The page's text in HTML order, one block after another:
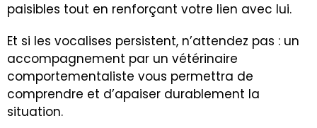
paisibles tout en renforçant votre lien avec lui.
Et si les vocalises persistent, n’attendez pas : un
accompagnement par un vétérinaire
comportementaliste vous permettra de
comprendre et d’apaiser durablement la
situation.